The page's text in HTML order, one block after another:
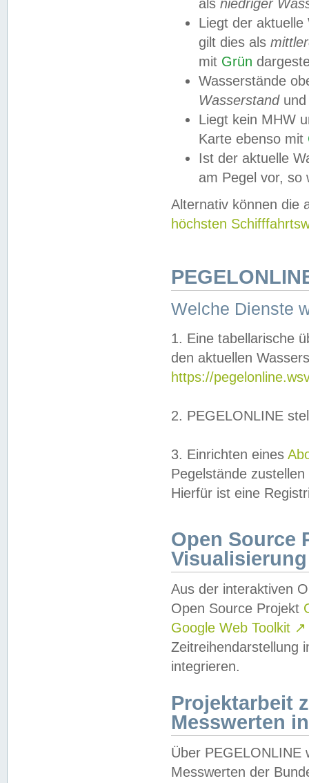
als niedriger
Liegt der
gilt dies als
mit Grün
Wasserstände
Wasserstandund
Liegt kein MHW
Karte ebenso mit
Ist der aktuelle
am Pegel vor,
Alternativ können die
höchsten
Welche Dienste
1. Eine tabellarische
den aktuellen
https://
2. PEGELONLINE
3. Einrichten eines
Pegelstände
Hierfür ist eine
Open Source
Visualisierung
Aus der interaktiven
Open Source Projekt
Google Web Toolkit ↗
Zeitreihendarstellung
integrieren.
Projektarbeit
Messwerten
Über PEGELONLINE
Messwerten der